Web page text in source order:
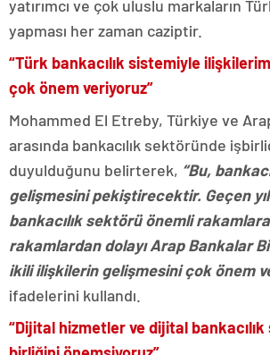
yatırımcı ve çok uluslu markaların
yapması her zaman caziptir.
“Türk bankacılık sistemiyle
çok önem veriyoruz”
Mohammed El Etreby, Türkiye ve
arasında bankacılık sektöründe
duyulduğunu belirterek, “Bu,
gelişmesini pekiştirecektir. Geçen yıl
bankacılık sektörü önemli
rakamlardan dolayı Arap Bankalar
ikili ilişkilerin gelişmesini çok önem
ifadelerini kullandı.
“Dijital hizmetler ve dijital